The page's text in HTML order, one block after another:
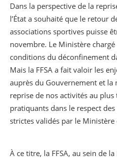
Dans la perspective de la
l’État a souhaité que le retour
associations sportives puisse
novembre. Le Ministère
conditions du déconfinement
Mais la FFSA a fait valoir les
auprès du Gouvernement et la
reprise de nos activités au plus
pratiquants dans le respect
strictes validés par le Ministère
À ce titre, la FFSA, au sein de